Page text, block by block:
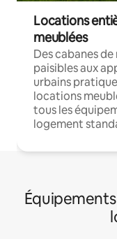
Locations
meublées
Des cabanes
paisibles aux
urbains
locations
tous les
logement